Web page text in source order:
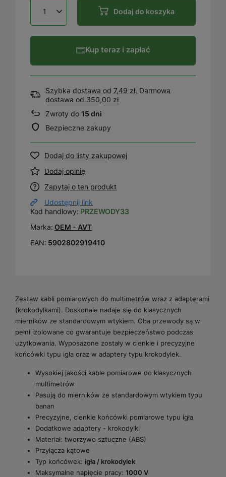
Dodaj do koszyka
Kup teraz i zapłać
Szybka dostawa od 7,49 zł, Darmowa
dostawa od 350,00 zł
Zwroty do 15 dni
Bezpieczne zakupy
Dodaj do listy zakupowej
Dodaj opinię
Zapytaj o ten produkt
Udostępnij link
Kod handlowy: PRZEWODY33
Marka: OEM - AVT
EAN: 5902802919410
Zestaw kabli pomiarowych do multimetrów wraz z adapterami
(krokodylkami). Doskonale nadaje się do klasycznych
mierników ze standardowym wtykiem. Oba przewody są w
pełni izolowane co gwarantuje bezpieczeństwo podczas
użytkowania. Wyposażone zostały w cienkie i precyzyjne
końcówki typu igła oraz w adaptery typu krokodylek.
Wysokiej jakości kable pomiarowe do klasycznych
multimetrów
Pasują do mierników ze standardowym wtykiem typu
banan
Precyzyjne, cienkie końcówki pomiarowe typu igła
Dodatkowe adaptery - krokodylki
Materiał: tworzywo sztuczne (ABS)
Przyłącza kątowe
Typ końcówek: igła / krokodylek
Maksymalne napięcie pracy: 1000 V